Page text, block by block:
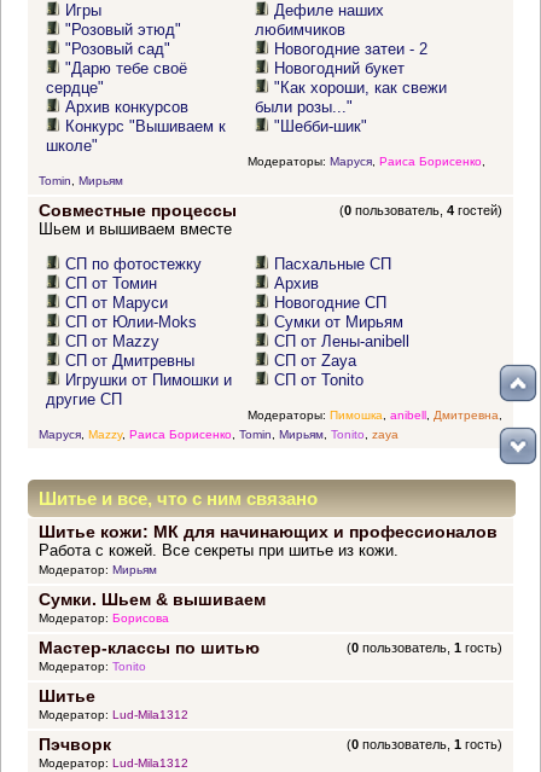
Игры
"Розовый этюд"
"Розовый сад"
"Дарю тебе своё
сердце"
Архив конкурсов
Конкурс "Вышиваем к
школе"
Дефиле наших
любимчиков
Новогодние затеи - 2
Новогодний букет
"Как хороши, как свежи
были розы..."
"Шебби-шик"
Модераторы: Маруся, Раиса Борисенко,
Tomin
Мирьям
Совместные процессы (0 пользователь,4 гостей)
Шьем и вышиваем вместе
СП по фотостежку
СП от Томин
СП от Маруси
СП от Юлии-Moks
СП от Mazzy
СП от Дмитревны
Игрушки от Пимошки и
другие СП
Пасхальные СП
Архив
Новогодние СП
Сумки от Мирьям
СП от Лены-anibell
СП от Zaya
СП от Tonito
Модераторы: Пимошка anibell, Дмитревна
Маруся, Mazzy, Раиса Борисенко, Tomin Мирьям, Tonito zaya
Шитье и все, что с ним связано
Шитье кожи: МК для начинающих и профессионалов
Работа с кожей. Все секреты при шитье из кожи.
Модератор: Мирьям
Сумки. Шьем & вышиваем
Модератор: Борисова
Мастер-классы по шитью (0 пользователь,1 гость)
Модератор: Tonito
Шитье
Модератор: Lud-Mila1312
Пэчворк (0 пользователь,1 гость)
Модератор: Lud-Mila1312